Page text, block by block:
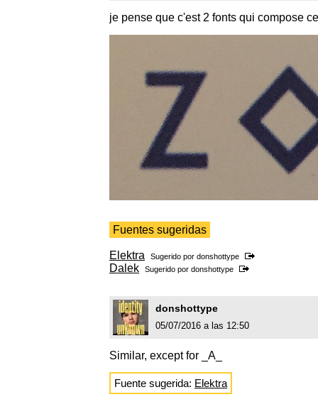
je pense que c'est 2 fonts qui compose
Fuentes sugeridas
Elektra Sugerido por donshottype
Dalek Sugerido por donshottype
donshottype
05/07/2016 a las 12:50
Similar, except for _A_
Fuente sugerida: Elektra